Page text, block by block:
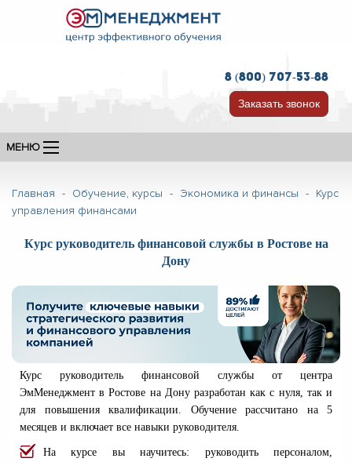
8 (800) 707-53-88
Заказать звонок
МЕНЮ
Главная - Обучение, курсы - Экономика и финансы - Курс
управления финансами
Курс руководитель финансовой службы в Ростове на
Дону
Курс руководитель финансовой службы от центра
ЭмМенеджмент в Ростове на Дону разработан как с нуля, так и
для повышения квалификации. Обучение рассчитано на 5
месяцев и включает все навыки руководителя.
На курсе вы научитесь: руководить персоналом,